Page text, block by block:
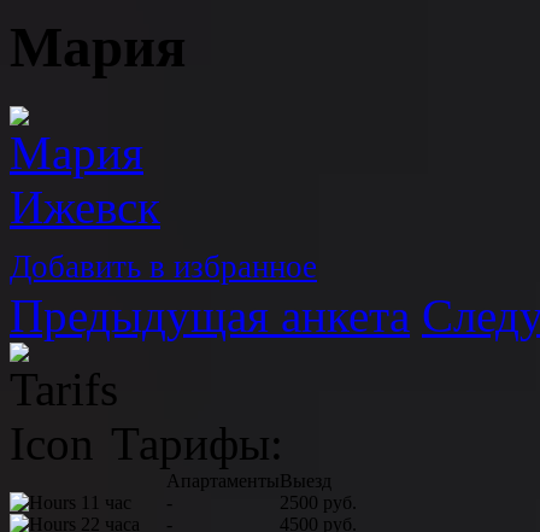
Мария
Добавить в избранное
Предыдущая анкета
Тарифы:
Апартаменты Выезд
1 час
-
2500 руб.
2 часа
-
4500 руб.